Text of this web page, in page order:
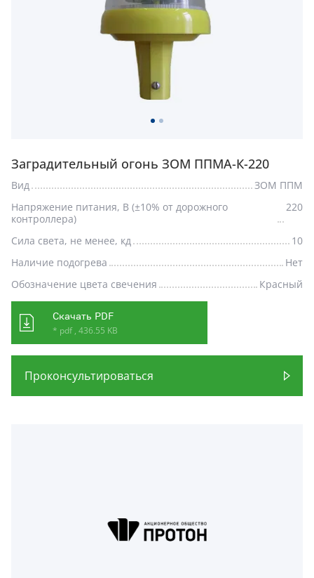
Заградительный огонь ЗОМ ППМА-К-220
Вид
ЗОМ ППМ
Напряжение питания, В (±10% от дорожного
контроллера)
220
Сила света, не менее, кд
10
Наличие подогрева
Нет
Обозначение цвета свечения
Красный
Скачать PDF
* pdf , 436.55 KB
Проконсультироваться